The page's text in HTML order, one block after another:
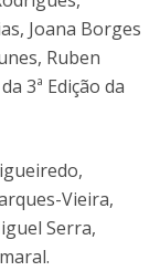
Joana Borges
Ruben
3ª Edição da
Vieira,
Serra,